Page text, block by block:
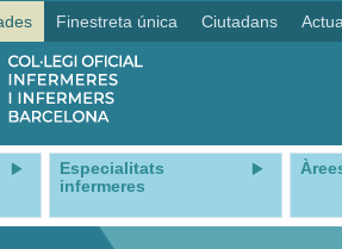
Finestreta única Ciutadans
Especialitats
infermeres